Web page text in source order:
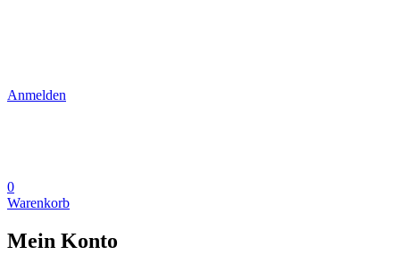
Anmelden
0
Warenkorb
Mein Konto